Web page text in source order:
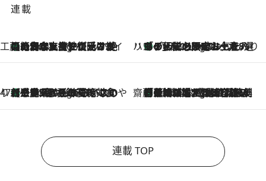
連載
工藤まやのおもてなしハワイ
5 Hours Ago
【ハワイ土産】ローカルの絶大な支持で復活！ 絶品の幻クッキー《元ファンの日本人女性が受け継いだ名店》 ハワイ賢者 リサのお気に入りリスト5 Hours Ago
あの伝説の限定トートも！ リニューアルした「ディーン＆デルーカ ハワイ」で必須のお土産8選
47都道府県の手みやげ ひんやりスイーツで夏を満喫
5 Hours Ago
【三重県】この夏絶対食べたい 冷やしておいしいおやつ3選 お餅×アイスの新感覚スイーツ 齋藤 薫 美容脳ルネサンス
5 Hours Ago
「荷物が増えるほど旅ストレスは増す」美容ジャーナリストがたどり着いた最終結論。“化粧品を劇的に減らす”感動の凝縮美容とは
連載 TOP